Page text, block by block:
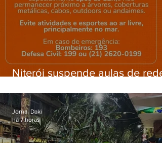
Niterói suspende aulas de rede
ventos fortes nesta sexta (7)
Jornal Daki
há 7 horas